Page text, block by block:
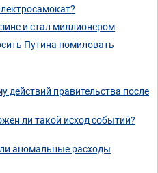
и стал миллионером
Путина помиловать
действий правительства после
ли такой исход событий?
аномальные расходы